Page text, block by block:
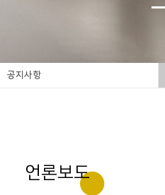
공지사항
언론보도